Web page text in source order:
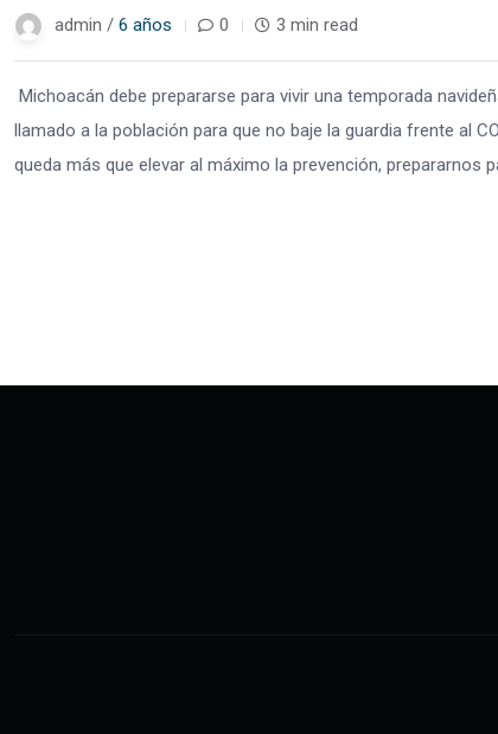
admin / 6 años 0 3 min read
Michoacán debe prepararse para vivir una temporada
llamado a la población para que no baje la guardia frente al
queda más que elevar al máximo la prevención, prepararnos